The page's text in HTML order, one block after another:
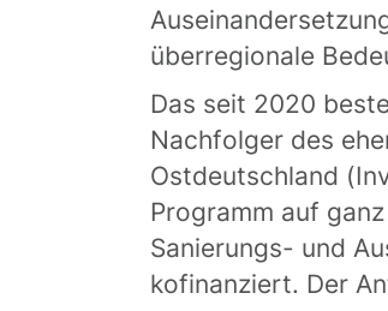
überregionale
Das seit 2020
Nachfolger des
Ostdeutschland
Programm auf
Sanierungs- und
kofinanziert. Der